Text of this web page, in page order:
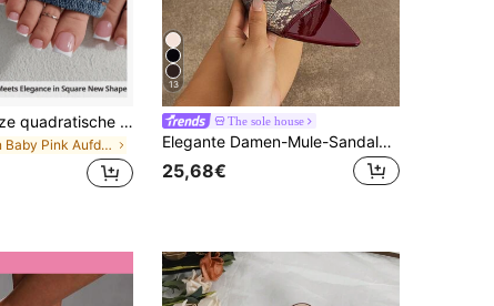
150 Stück kurze quadratische Press-On Zehennägel, rosa French Soft Gel Nagelspitzen, geeignet für DIY Kunstnägel, minimalistisch & vielseitig, 15 Größen, für Damen Nagelzubehör, ästhetisch
in Baby Pink Aufdrückbare künstliche Nägel
13
The sole house
Elegante Damen-Mule-Sandalen aus Spitze und Mesh, klassisch sexy mit geraffter Taille, breitem Riemen, spitzer Zehenpartie, offener Zehenpartie, elastischem Band, Kitten-Heel, Weinglas-Absatz, niedriger Absatz, Slip-On-Sandalen mit Fersenriemen, rutschfester Absatz, hochwertige Qualität, spiegelnde Oberfläche, hautfreundlich, Cut Out Blumenmuster, transparent, leicht, verführerisch, charmant, weinrot, High-Heel-Sandalen, modische und bequeme Damenschuhe für Frühling, Sommer, Nacht, Party, Laufsteg, Lässig, Zuhause, Outdoor, Urlaub, Shopping, Reisen, Büro, Pendeln
25,68€